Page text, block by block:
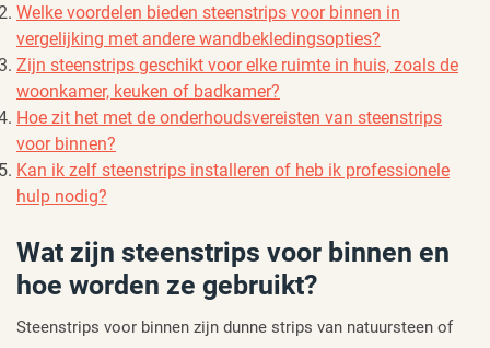
Welke voordelen bieden steenstrips voor binnen in
vergelijking met andere wandbekledingsopties?
Zijn steenstrips geschikt voor elke ruimte in huis, zoals de
woonkamer, keuken of badkamer?
Hoe zit het met de onderhoudsvereisten van steenstrips
voor binnen?
Kan ik zelf steenstrips installeren of heb ik professionele
hulp nodig?
Wat zijn steenstrips voor binnen en
hoe worden ze gebruikt?
Steenstrips voor binnen zijn dunne strips van natuursteen of